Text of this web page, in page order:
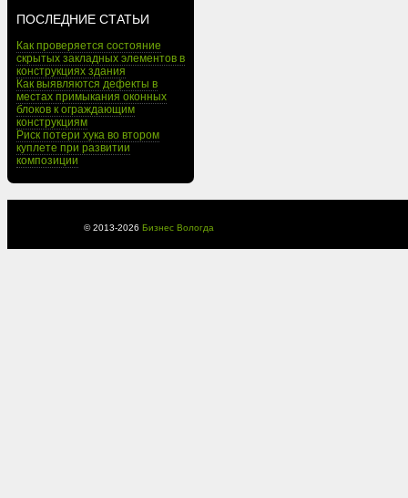
ПОСЛЕДНИЕ СТАТЬИ
Как проверяется состояние
скрытых закладных элементов в
конструкциях здания
Как выявляются дефекты в
местах примыкания оконных
блоков к ограждающим
конструкциям
Риск потери хука во втором
куплете при развитии
композиции
© 2013-2026 Бизнес Вологда